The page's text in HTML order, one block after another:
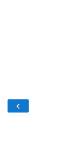
‹